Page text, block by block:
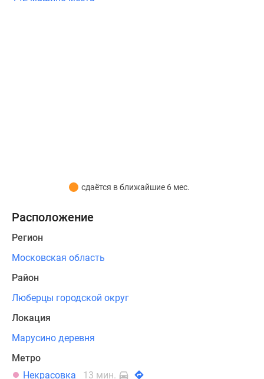
#рассрочка
ипотека
Квартиры
скидками
41%
360°
новостроек
Субсидированная
от
4
до
этажей.
Плюс
этажности
–
хорошая
инсоляция,
сдаётся в ближайшие 6 мес.
Расположение
Регион
Московская область
Район
Люберцы городской округ
Локация
Марусино деревня
Метро
Некрасовка
13 мин.